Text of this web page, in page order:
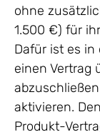
ohne
1.500 €) für
Dafür ist es in
einen Vertrag
aktivieren.
Produkt-